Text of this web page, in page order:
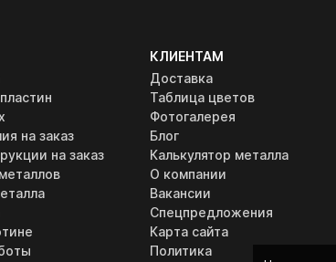
на заказ
на заказ
КЛИЕНТАМ
Доставка
Таблица цветов
Фотогалерея
Блог
Калькулятор металла
О компании
Вакансии
Спецпредложения
Карта сайта
Политика